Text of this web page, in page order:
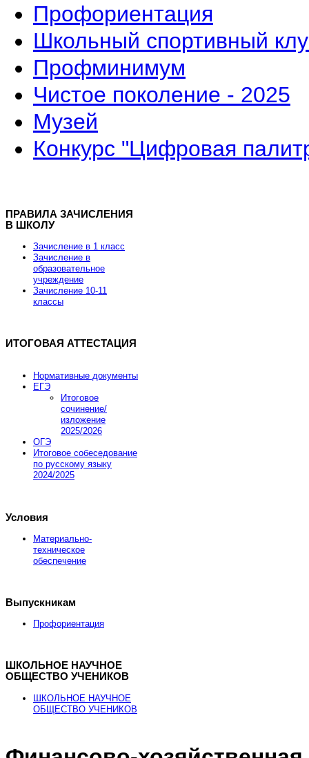
Профориентация
Школьный спортивный
Профминимум
Чистое поколение - 2025
Музей
Конкурс "Цифровая
ПРАВИЛА ЗАЧИСЛЕНИЯ
В ШКОЛУ
Зачисление в 1 класс
Зачисление в
образовательное
учреждение
Зачисление 10-11
классы
ИТОГОВАЯ АТТЕСТАЦИЯ
Нормативные документы
ЕГЭ
Итоговое
сочинение/
изложение
2025/2026
ОГЭ
Итоговое собеседование
по русскому языку
2024/2025
Условия
Материально-
техническое
обеспечение
Выпускникам
Профориентация
ШКОЛЬНОЕ НАУЧНОЕ
ОБЩЕСТВО УЧЕНИКОВ
ШКОЛЬНОЕ НАУЧНОЕ
ОБЩЕСТВО УЧЕНИКОВ
Рыболовные катушкиhttp://nachodki.ru/shop/okhota-turizm-rybalka/